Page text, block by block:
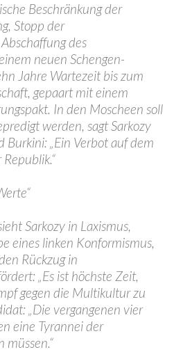
Beschränkung der
Stopp der
des
neuen Schengen-
Jahre Wartezeit bis zum
gepaart mit einem
In den Moscheen soll
werden, sagt Sarkozy
„Ein Verbot auf dem
Sarkozy in Laxismus,
eines linken Konformismus,
Rückzug in
„Es ist höchste Zeit,
gegen die Multikultur zu
„Die vergangenen vier
eine Tyrannei der